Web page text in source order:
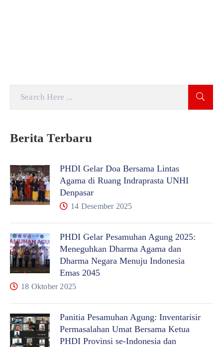
Berita Terbaru
PHDI Gelar Doa Bersama Lintas
Agama di Ruang Indraprasta UNHI
Denpasar
14 Desember 2025
PHDI Gelar Pesamuhan Agung 2025:
Meneguhkan Dharma Agama dan
Dharma Negara Menuju Indonesia
Emas 2045
18 Oktober 2025
Panitia Pesamuhan Agung: Inventarisir
Permasalahan Umat Bersama Ketua
PHDI Provinsi se-Indonesia dan